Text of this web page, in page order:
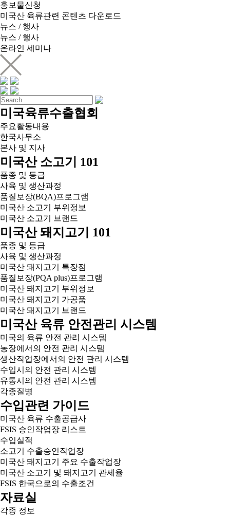
홍보물신청
미국산 육류관련 콘텐츠 다운로드
뉴스 / 행사
뉴스 / 행사
온라인 세미나
미국육류수출협회
주요활동내용
한국사무소
본사 및 지사
미국산 소고기 101
품종 및 등급
사육 및 생산과정
품질보장(BQA)프로그램
미국산 소고기 부위정보
미국산 소고기 브랜드
미국산 돼지고기 101
품종 및 등급
사육 및 생산과정
미국산 돼지고기 특장점
품질보장(PQA plus)프로그램
미국산 돼지고기 부위정보
미국산 돼지고기 가공품
미국산 돼지고기 브랜드
미국산 육류 안전관리 시스템
미국의 육류 안전 관리 시스템
농장에서의 안전 관리 시스템
생산작업장에서의 안전 관리 시스템
수입시의 안전 관리 시스템
유통시의 안전 관리 시스템
각종질병
수입관련 가이드
미국산 육류 수출공급사
FSIS 승인작업장 리스트
수입실적
소고기 수출승인작업장
미국산 돼지고기 주요 수출작업장
미국산 소고기 및 돼지고기 관세율
FSIS 한국으로의 수출조건
자료실
각종 정보